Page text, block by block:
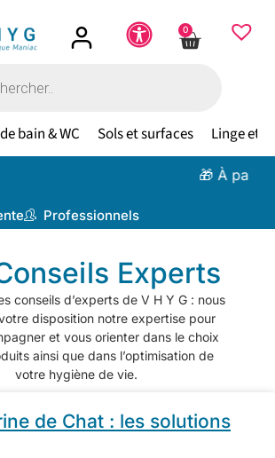
0
bain & WC Sols et surfaces Linge et
🎁 À partir de 100 €,
Professionnels
Experts
conseils d’experts de V H Y G : nous
disposition notre expertise pour
et vous orienter dans le choix
ainsi que dans l’optimisation de
votre hygiène de vie.
de Chat : les solutions